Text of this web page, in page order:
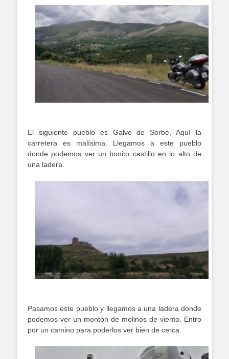
El siguiente pueblo es Galve de Sorbe, Aquí la
carretera es malísima. Llegamos a este pueblo
donde podemos ver un bonito castillo en lo alto de
una ladera.
Pasamos este pueblo y llegamos a una ladera donde
podemos ver un montón de molinos de viento. Entro
por un camino para poderlos ver bien de cerca.